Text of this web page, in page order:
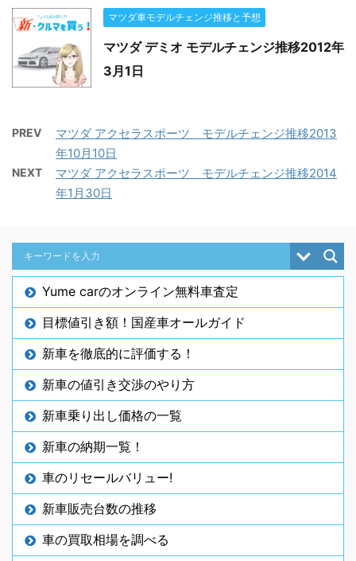
マツダ車モデルチェンジ推移と予想
マツダ デミオ モデルチェンジ推移2012年
3月1日
PREV
マツダ アクセラスポーツ モデルチェンジ推移2013
年10月10日
NEXT
マツダ アクセラスポーツ モデルチェンジ推移2014
年1月30日
Yume carのオンライン無料車査定
目標値引き額！国産車オールガイド
新車を徹底的に評価する！
新車の値引き交渉のやり方
新車乗り出し価格の一覧
新車の納期一覧！
車のリセールバリュー!
新車販売台数の推移
車の買取相場を調べる